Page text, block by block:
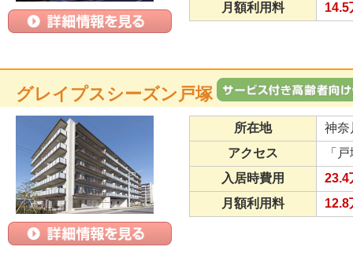
月額利用料
14.5
グレイプスシーズン戸塚
所在地
神奈
アクセス
「
入居時費用
23.4
月額利用料
12.8